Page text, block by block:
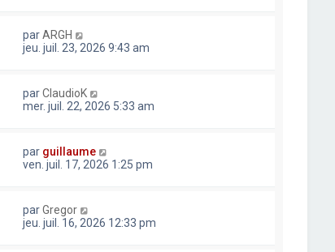
parARGH
jeu. juil. 23, 2026 9:43 am
parClaudioK
mer. juil. 22, 2026 5:33 am
par guillaume
ven. juil. 17, 2026 1:25 pm
parGregor
jeu. juil. 16, 2026 12:33 pm